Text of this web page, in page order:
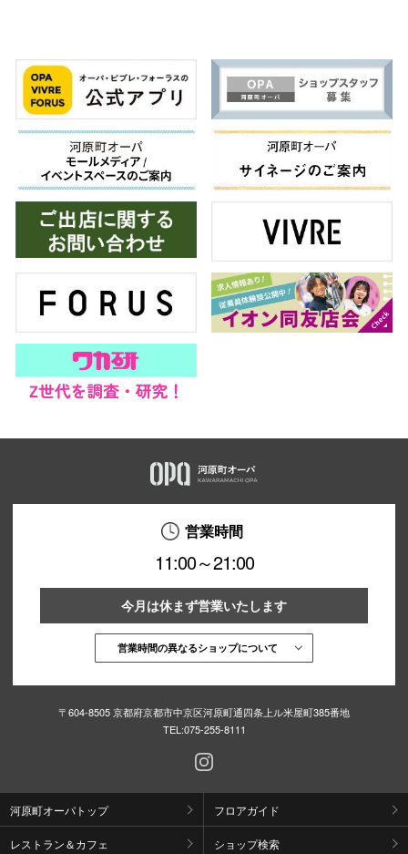
営業時間
11:00～21:00
今月は休まず営業いたします
営業時間の異なるショップについて
〒604-8505 京都府京都市中京区河原町通四条上ル米屋町385番地
TEL:075-255-8111
河原町オーパトップ フロアガイド
レストラン＆カフェ ショップ検索